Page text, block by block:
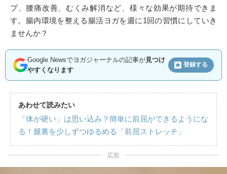
プ、腰痛改善、むくみ解消など、様々な効果が期待できま
す。腸内環境を整える腸活ヨガを週に1回の習慣にしていき
ませんか？
Google Newsでヨガジャーナルの記事が見つけ
やすくなります
登録する
あわせて読みたい
「体が硬い」は思い込み？簡単に前屈ができるようにな
る！腿裏を少しずつゆるめる「前屈ストレッチ」
広告